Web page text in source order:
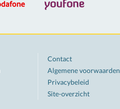
Contact
Algemene voorwaarden
Privacybeleid
Site-overzicht